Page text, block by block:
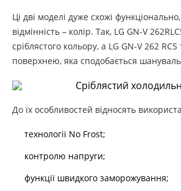
Ці дві моделі дуже схожі
відмінність – колір. Так, LG GN-V
сріблястого кольору, а LG GN-V 262
поверхнею, яка сподобається
До їх особливостей відносять
технології No Frost;
контролю напруги;
функції швидкого заморожування;